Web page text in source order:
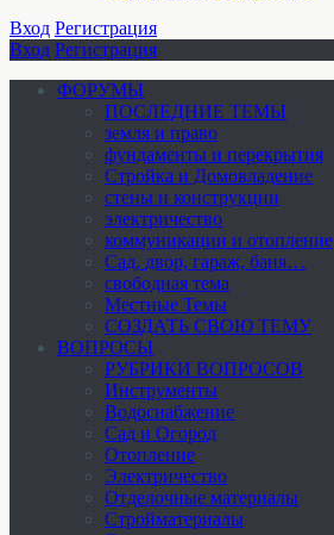
Вход Регистрация
Вход Регистрация
ФОРУМЫ
ПОСЛЕДНИЕ ТЕМЫ
земля и право
фундаменты и перекрытия
Стройка и Домовладение
стены и конструкции
электричество
коммуникации и отопление
Cад, двор, гараж, баня…
свободная тема
Местные Темы
СОЗДАТЬ СВОЮ ТЕМУ
ВОПРОСЫ
РУБРИКИ ВОПРОСОВ
Инструменты
Водоснабжение
Сад и Огород
Отопление
Электричество
Отделочные материалы
Стройматериалы